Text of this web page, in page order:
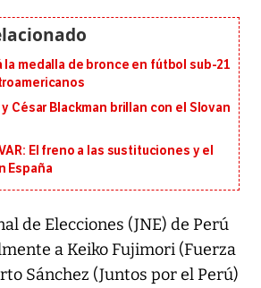
la medalla de bronce en fútbol sub-21
César Blackman brillan con el Slovan
El freno a las sustituciones y el
España
de Elecciones (JNE) de Perú
a Keiko Fujimori (Fuerza
Sánchez (Juntos por el Perú)